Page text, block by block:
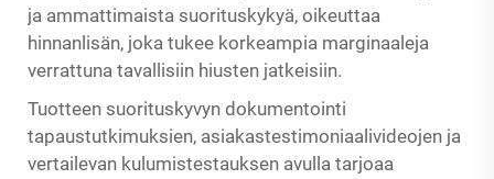
ja ammattimaista suorituskykyä, oikeuttaa
hinnanlisän, joka tukee korkeampia marginaaleja
verrattuna tavallisiin hiusten jatkeisiin.
Tuotteen suorituskyvyn dokumentointi
tapaustutkimuksien, asiakastestimoniaalivideojen ja
vertailevan kulumistestauksen avulla tarjoaa